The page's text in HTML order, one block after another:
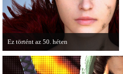
Ez történt az 50. héten
A héten nagyot villantottak a japán
fejlesztők. A Phamtom Pain mellett a